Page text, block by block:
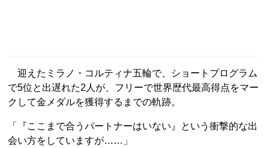
迎えたミラノ・コルティナ五輪で、ショートプログラム
で5位と出遅れた2人が、フリーで世界歴代最高得点をマー
クして金メダルを獲得するまでの軌跡。
「『ここまで合うパートナーはいない』という衝撃的な出
会い方をしていますが……」